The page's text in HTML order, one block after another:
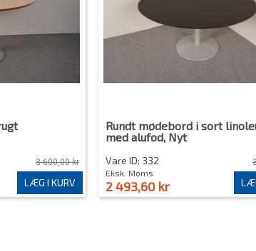
3 600,00 kr
LÆG I KURV
Rundt mødebord i sort
med alufod, Nyt
Vare ID: 332
Eksk. Moms
2 493,60 kr